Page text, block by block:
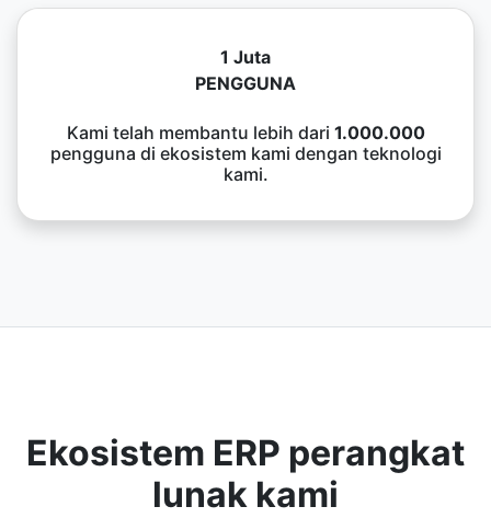
1 Juta
PENGGUNA
Kami telah membantu lebih dari 1.000.000
pengguna di ekosistem kami dengan teknologi
kami.
Ekosistem ERP perangkat
lunak kami